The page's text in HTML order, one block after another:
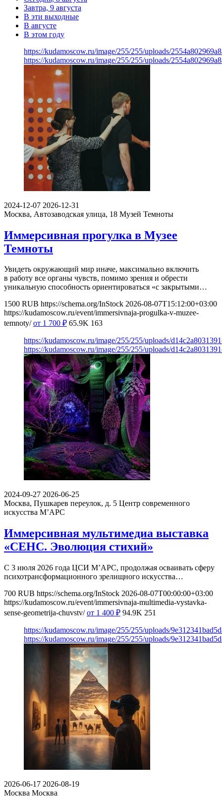
Завтра, 9 августа
В эти выходные
В августе
В этом году
https://kudamoscow.ru/image/255/255/uploads/
https://kudamoscow.ru/image/255/255/uploads/
2024-12-07 2026-12-31
Москва, Автозаводская улица, 18 Музей Темноты
Иммерсивная прогулка в Музее
Темноты
Увидеть окружающий мир иначе, максимально включить
в работу все органы чувств, помимо зрения и обрести
уникальную способность ориентироваться «с закрытыми…
1500 RUB https://schema.org/InStock 2026-08-07T15:12:00+03:00
https://kudamoscow.ru/event/immersivnaja-progulka-v-muzee-
temnoty/ от 1 700 ₽ 65.9K 163
https://kudamoscow.ru/image/255/255/uploads/
https://kudamoscow.ru/image/255/255/uploads/
2024-09-27 2026-06-25
Москва, Пушкарев переулок, д. 5 Центр современного
искусства М’АРС
Иммерсивная мультимедиа выставка
«СЕНС. Эволюция стихий»
С 3 июля 2026 года ЦСИ М’АРС, продолжая осваивать сферу
психотрансформационного зрелищного искусства…
700 RUB https://schema.org/InStock 2026-08-07T00:00:00+03:00
https://kudamoscow.ru/event/immersivnaja-multimedia-vystavka-
sense-geometrija-chuvstv/ от 1 400 ₽ 94.9K 251
https://kudamoscow.ru/image/255/255/uploads/
https://kudamoscow.ru/image/255/255/uploads/
2026-06-17 2026-08-19
Москва Москва